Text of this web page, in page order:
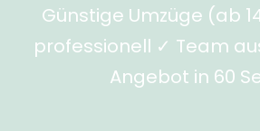
Günstige Umzüge (ab
professionell ✓ Team
Angebot in 60